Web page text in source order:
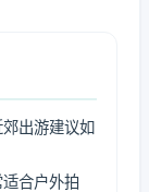
出游建议如
合户外拍